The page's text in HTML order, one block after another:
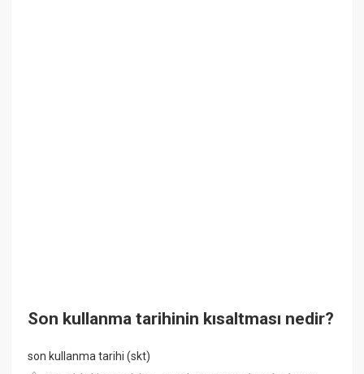
Son kullanma tarihinin kısaltması nedir?
son kullanma tarihi (skt)